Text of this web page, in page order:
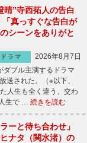
晴”寺西拓人の告白
真っすぐな告白が
シーンをありがと
ドラマ
2026年8月7日
ブル主演するドラマ
送された。（※以下、
人生も全く違う、交わ
生で … 続きを読む
ーと待ち合わせ」
ナタ（関水渚）の